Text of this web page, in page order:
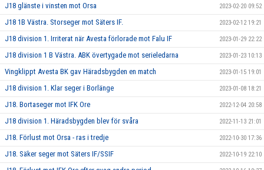
J18 glänste i vinsten mot Orsa 2023-02-20 09:52
J18 1B Västra. Storseger mot Säters IF. 2023-02-12 19:21
J18 division 1. Irriterat när Avesta förlorade mot Falu IF 2023-01-29 22:22
J18 division 1 B Västra. ABK övertygade mot serieledarna 2023-01-23 10:13
Vingklippt Avesta BK gav Häradsbygden en match 2023-01-15 19:01
J18 division 1. Klar seger i Borlänge 2023-01-08 18:21
J18. Bortaseger mot IFK Ore 2022-12-04 20:58
J18 division 1. Häradsbygden blev för svåra 2022-11-13 21:01
J18. Förlust mot Orsa - ras i tredje 2022-10-30 17:36
J18. Säker seger mot Säters IF/SSIF 2022-10-19 22:10